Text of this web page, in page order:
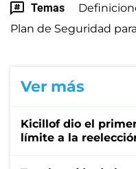
Temas
Plan de Seguridad
Ver más
Kicillof dio el
límite a la